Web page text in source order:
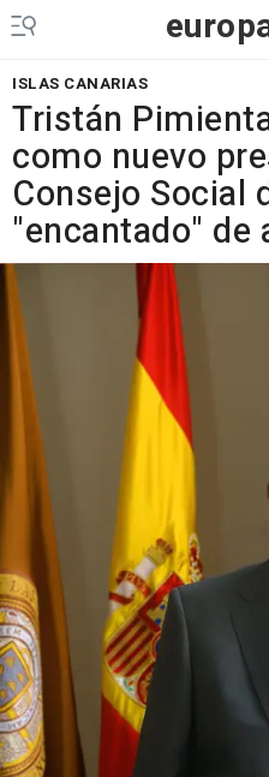
ISLAS CANARIAS
Tristán
como nuevo
Consejo Social
"encantado"